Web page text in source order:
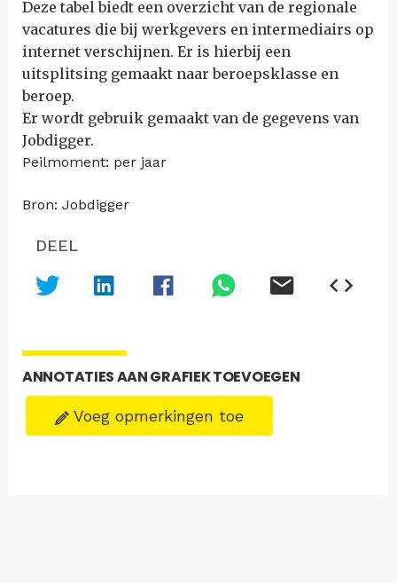
Deze tabel biedt een overzicht van de regionale
vacatures die bij werkgevers en intermediairs op
internet verschijnen. Er is hierbij een
uitsplitsing gemaakt naar beroepsklasse en
beroep.
Er wordt gebruik gemaakt van de gegevens van
Jobdigger.
Peilmoment: per jaar
Bron: Jobdigger
DEEL
ANNOTATIES AAN GRAFIEK TOEVOEGEN
Voeg opmerkingen toe